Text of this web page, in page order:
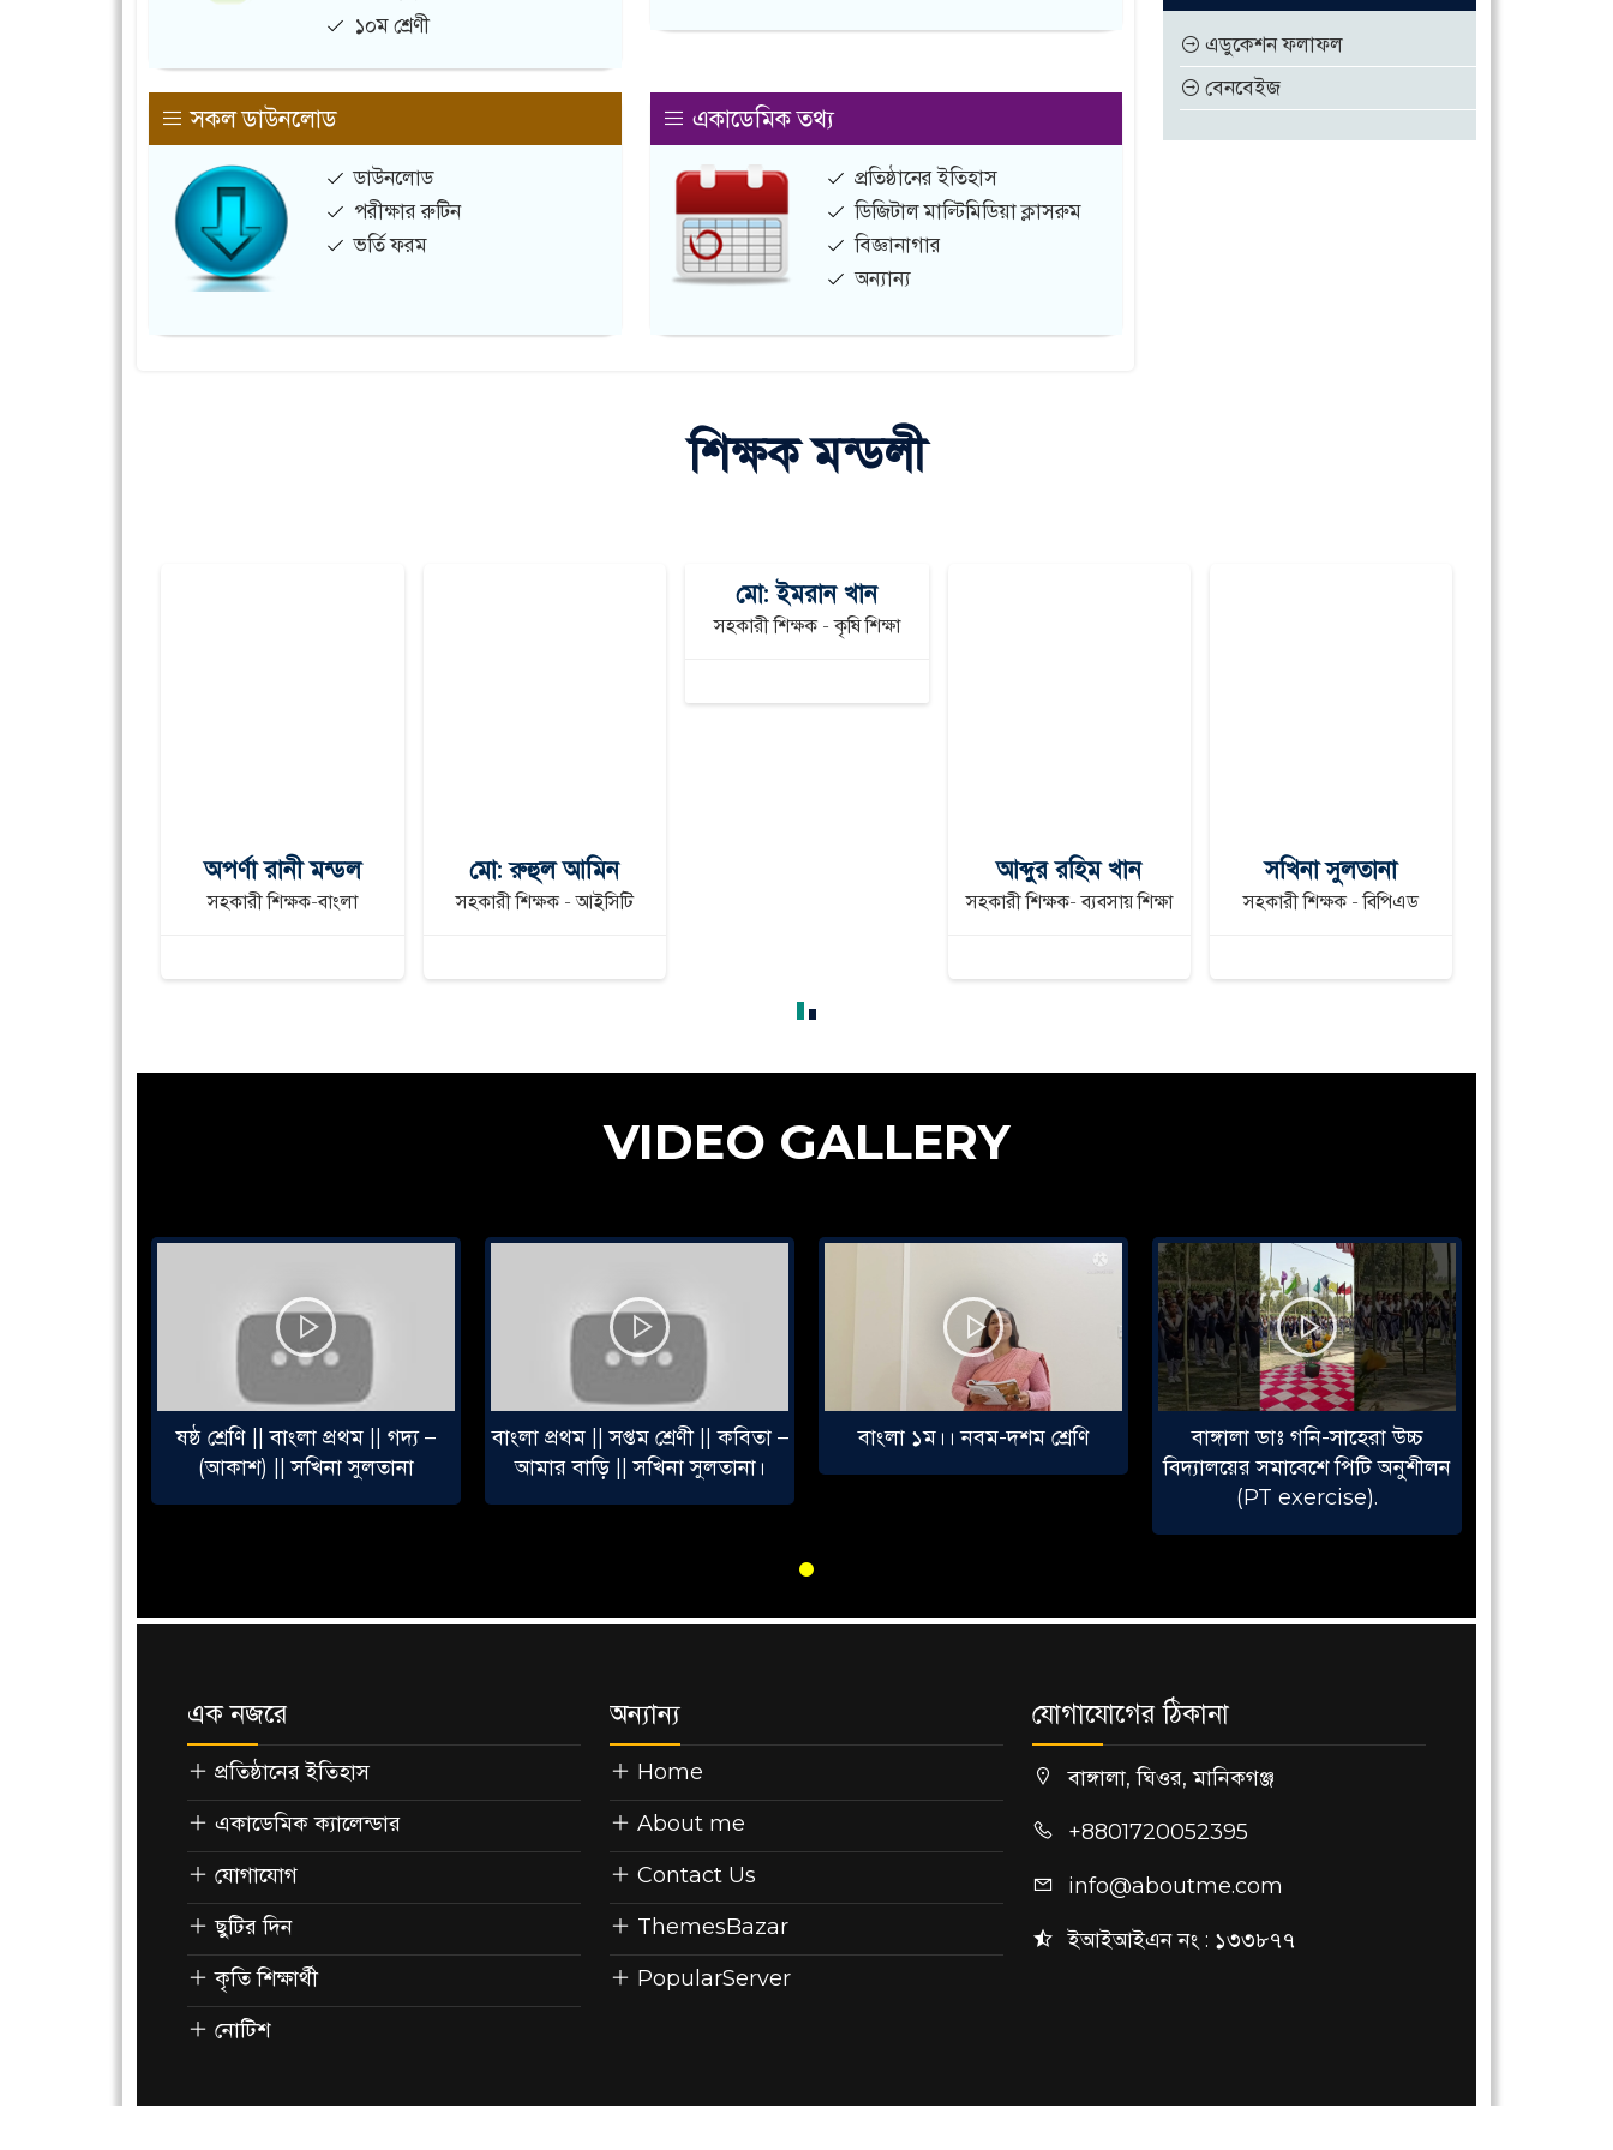
১০ম শ্রেণী
সকল ডাউনলোড
ডাউনলোড
পরীক্ষার রুটিন
ভর্তি ফরম
একাডেমিক তথ্য
প্রতিষ্ঠানের ইতিহাস
ডিজিটাল মাল্টিমিডিয়া ক্লাসরুম
বিজ্ঞানাগার
অন্যান্য
এডুকেশন ফলাফল
বেনবেইজ
শিক্ষক মন্ডলী
অপর্ণা রানী মন্ডল
সহকারী শিক্ষক-বাংলা
মো: রুহুল আমিন
সহকারী শিক্ষক - আইসিটি
মো: ইমরান খান
সহকারী শিক্ষক - কৃষি শিক্ষা
আব্দুর রহিম খান
সহকারী শিক্ষক- ব্যবসায় শিক্ষা
সখিনা সুলতানা
সহকারী শিক্ষক - বিপিএড
VIDEO GALLERY
ষষ্ঠ শ্রেণি || বাংলা প্রথম || গদ্য –
(আকাশ) || সখিনা সুলতানা
বাংলা প্রথম || সপ্তম শ্রেণী || কবিতা –
আমার বাড়ি || সখিনা সুলতানা।
বাংলা ১ম।। নবম-দশম শ্রেণি
বাঙ্গালা ডাঃ গনি-সাহেরা উচ্চ
বিদ্যালয়ের সমাবেশে পিটি অনুশীলন
(PT exercise).
এক নজরে
প্রতিষ্ঠানের ইতিহাস
একাডেমিক ক্যালেন্ডার
যোগাযোগ
ছুটির দিন
কৃতি শিক্ষার্থী
নোটিশ
অন্যান্য
Home
About me
Contact Us
ThemesBazar
PopularServer
যোগাযোগের ঠিকানা
বাঙ্গালা, ঘিওর, মানিকগঞ্জ
+8801720052395
info@aboutme.com
ইআইআইএন নং : ১৩৩৮৭৭